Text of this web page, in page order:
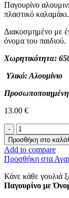
Παγουρίνο
πλαστικό καλαμάκι.
Διακοσμημένο με
όνομα του παιδιού.
Χωρητικότητα:
Υλικό: Αλουμίνιο
13.00 €
Παγουρίνο
Με
Όνομα
-Ουράνιο
Τόξο-
ποσότητα
Προσθήκη στο
Add to compare
Προσθήκη στα
Κάνε κάθε γουλιά
Παγουρίνο με